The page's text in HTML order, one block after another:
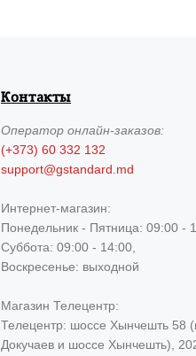
Контакты
Операторонлайн-заказов:
(+373) 60 332 132
support@gstandard.md
Интернет-магазин:
Понедельник - Пятница: 09:00 -
Суббота: 09:00 - 14:00,
Воскресенье: выходной
Магазин Телецентр:
Телецентр: шоссе Хынчешть 58
Докучаев и шоссе Хынчешть),